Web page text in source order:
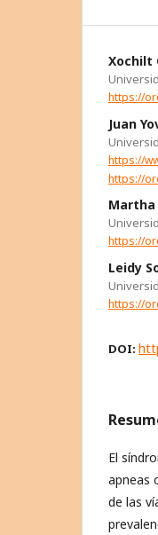
Xochilt
https://
Juan
https://
https://
Martha
https://
Leidy
https://
DOI:
El
apneas
de las